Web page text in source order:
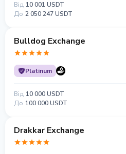
Від 10 001 USDT
До 2 050 247 USDT
Bulldog Exchange
Platinum
Від 10 000 USDT
До 100 000 USDT
Drakkar Exchange